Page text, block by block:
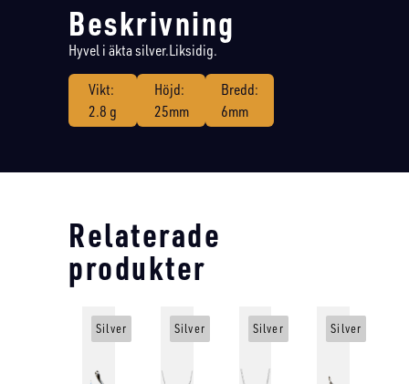
Beskrivning
Hyvel i äkta silver.Liksidig.
Vikt:
2.8 g
Höjd:
25mm
Bredd:
6mm
Relaterade
produkter
Silver Silver Silver Silver